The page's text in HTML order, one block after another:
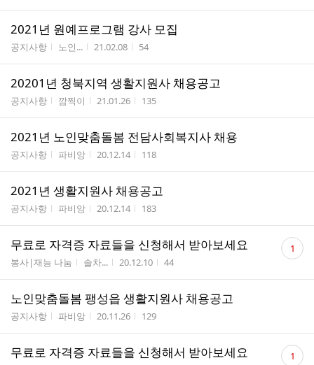
2021년 원예프로그램 강사 모집
게시판명
공지사항 작성자
노인... 작성시간
21.02.08 조회수
54
20201년 청북지역 생활지원사 채용공고
게시판명
공지사항 작성자
깜찍이 작성시간
21.01.26 조회수
135
2021년 노인맞춤돌봄 전담사회복지사 채용
게시판명
공지사항 작성자
파비앙 작성시간
20.12.14 조회수
118
2021년 생활지원사 채용공고
게시판명
공지사항 작성자
파비앙 작성시간
20.12.14 조회수
183
무료로 자격증 자료들을 신청해서 받아보세요
게시판명
봉사|재능 나눔 작성자
솔차... 작성시간
20.12.10 조회수
44
댓
글 1
노인맞춤돌봄 팽성읍 생활지원사 채용공고
게시판명
공지사항 작성자
파비앙 작성시간
20.11.26 조회수
129
무료로 자격증 자료들을 신청해서 받아보세요
댓
글 1